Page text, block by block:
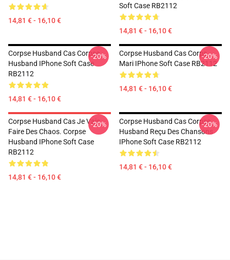
14,81 € - 16,10 €
Soft Case RB2112
14,81 € - 16,10 €
Corpse Husband Cas Corpse
Husband IPhone Soft Case
RB2112
14,81 € - 16,10 €
-20%
Corpse Husband Cas Corps
Mari IPhone Soft Case RB2112
14,81 € - 16,10 €
-20%
Corpse Husband Cas Je Vais
Faire Des Chaos. Corpse
Husband IPhone Soft Case
RB2112
14,81 € - 16,10 €
-20%
Corpse Husband Cas Corpse
Husband Reçu Des Chansons
IPhone Soft Case RB2112
14,81 € - 16,10 €
-20%